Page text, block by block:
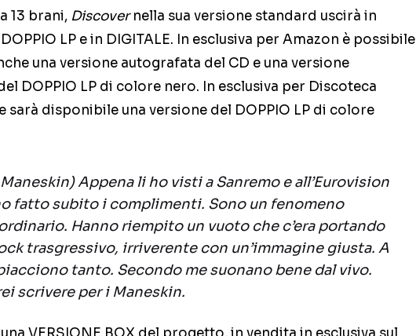
13 brani, Discovernella sua versione standard uscirà in
LP e in DIGITALE. In esclusiva per Amazon è possibile
una versione autografata del CD e una versione
DOPPIO LP di colore nero. In esclusiva per Discoteca
sarà disponibile una versione del DOPPIO LP di colore
Appena li ho visti a Sanremo e all’Eurovision
fatto subito i complimenti. Sono un fenomeno
Hanno riempito un vuoto che c’era portando
trasgressivo, irriverente con un’immagine giusta. A
tanto. Secondo me suonano bene dal vivo.
scrivere per i Maneskin.